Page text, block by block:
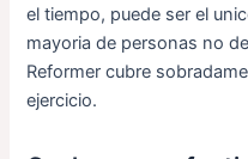
el tiempo, puede ser el
mayoria de personas no
Reformer cubre
ejercicio.